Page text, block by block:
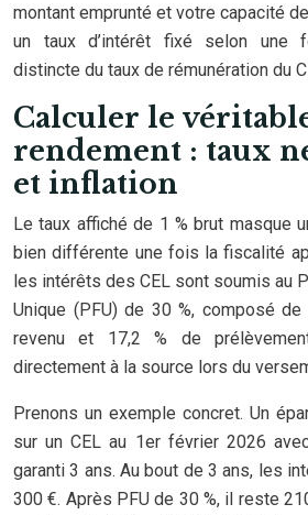
montant emprunté et votre capacité
un taux d’intérêt fixé selon une
distincte du taux de rémunération du
Calculer le
rendement : taux
et inflation
Le taux affiché de 1 % brut masque
bien différente une fois la fiscalité
les intérêts des CEL sont soumis au
Unique (PFU) de 30 %, composé
revenu et 17,2 % de
directement à la source lors du
Prenons un exemple concret. Un
sur un CEL au 1er février 2026
garanti 3 ans. Au bout de 3 ans, les
300 €. Après PFU de 30 %, il reste